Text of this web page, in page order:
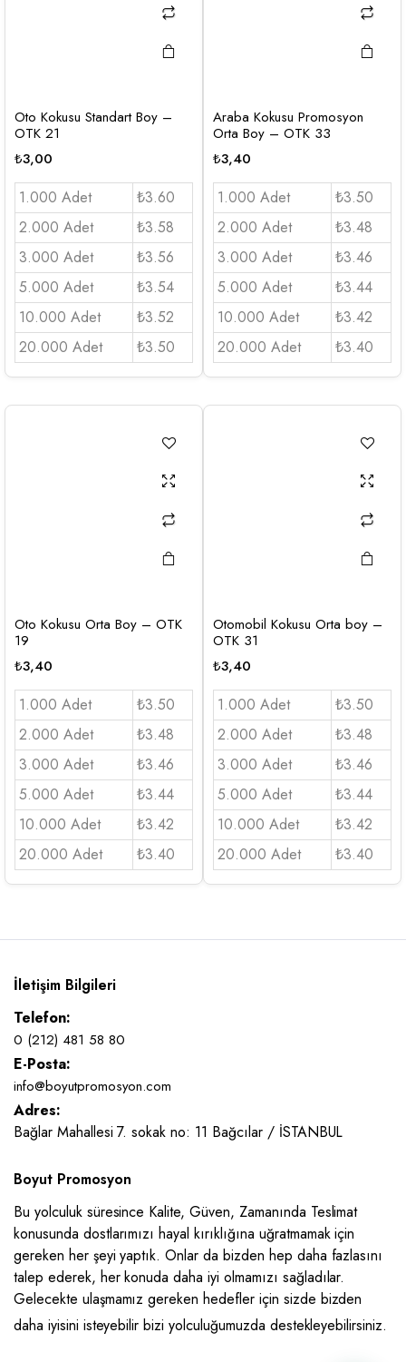
Oto Kokusu Standart Boy –
OTK 21
₺3,00
1.000 Adet
₺3.60
2.000 Adet
₺3.58
3.000 Adet
₺3.56
5.000 Adet
₺3.54
10.000 Adet
₺3.52
20.000 Adet
₺3.50
Araba Kokusu Promosyon
Orta Boy – OTK 33
₺3,40
1.000 Adet
₺3.50
2.000 Adet
₺3.48
3.000 Adet
₺3.46
5.000 Adet
₺3.44
10.000 Adet
₺3.42
20.000 Adet
₺3.40
Oto Kokusu Orta Boy – OTK
19
₺3,40
1.000 Adet
₺3.50
2.000 Adet
₺3.48
3.000 Adet
₺3.46
5.000 Adet
₺3.44
10.000 Adet
₺3.42
20.000 Adet
₺3.40
Otomobil Kokusu Orta boy –
OTK 31
₺3,40
1.000 Adet
₺3.50
2.000 Adet
₺3.48
3.000 Adet
₺3.46
5.000 Adet
₺3.44
10.000 Adet
₺3.42
20.000 Adet
₺3.40
İletişim Bilgileri
Telefon:
0 (212) 481 58 80
E-Posta:
info@boyutpromosyon.com
Adres:
Bağlar Mahallesi 7. sokak no: 11 Bağcılar / İSTANBUL
Boyut Promosyon
Bu yolculuk süresince Kalite, Güven, Zamanında Teslimat
konusunda dostlarımızı hayal kırıklığına uğratmamak için
gereken her şeyi yaptık. Onlar da bizden hep daha fazlasını
talep ederek, her konuda daha iyi olmamızı sağladılar.
Gelecekte ulaşmamız gereken hedefler için sizde bizden
daha iyisini isteyebilir bizi yolculuğumuzda destekleyebilirsiniz.